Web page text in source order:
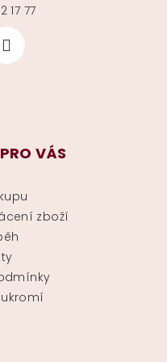
17 77
VÁS
zboží